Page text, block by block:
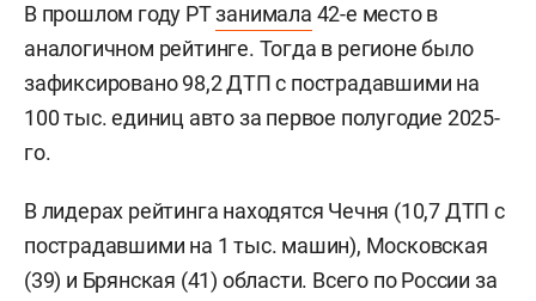
В прошлом году РТзанимала 42-е место в
аналогичном рейтинге. Тогда в регионе было
зафиксировано 98,2 ДТП с пострадавшими на
100 тыс. единиц авто за первое полугодие 2025-
го.
В лидерах рейтинга находятся Чечня (10,7 ДТП с
пострадавшими на 1 тыс. машин), Московская
(39) и Брянская (41) области. Всего по России за